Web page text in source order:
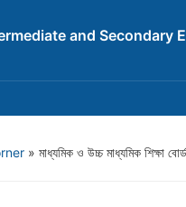
and Secondary
» মাধ্যমিক ও উচ্চ মাধ্যমিক শিক্ষা